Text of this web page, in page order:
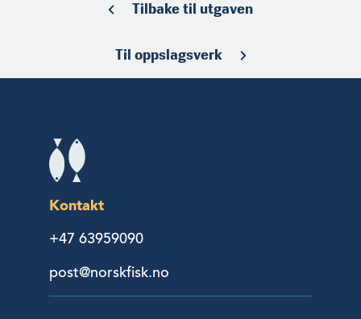
Tilbake til utgaven
Til oppslagsverk
Kontakt
+47 63959090
post@norskfisk.no